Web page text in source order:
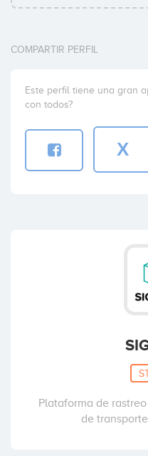
COMPARTIR PERFIL
Este perfil tiene una gran
con todos?
X
Plataforma de
de